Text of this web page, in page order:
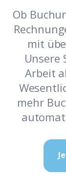
Ob
mit
Unsere
Arbeit
mehr